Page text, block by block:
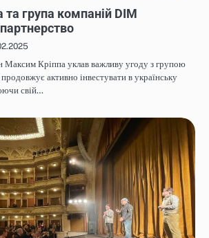
група компаній DIM
Максим Кріппа уклав важливу угоду з групою
активно інвестувати в українську
свій…